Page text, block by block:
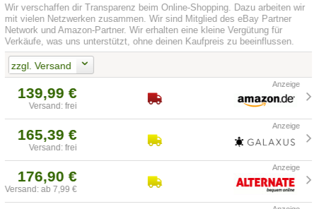
Wir verschaffen dir Transparenz beim Online-Shopping. Dazu arbeiten wir
mit vielen Netzwerken zusammen. Wir sind Mitglied des eBay Partner
Network und Amazon-Partner. Wir erhalten eine kleine Vergütung für
Verkäufe, was uns unterstützt, ohne deinen Kaufpreis zu beeinflussen.
zzgl. Versand
139,99 €
Versand: frei
165,39 €
Versand: frei
176,90 €
Versand: ab 7,99 €